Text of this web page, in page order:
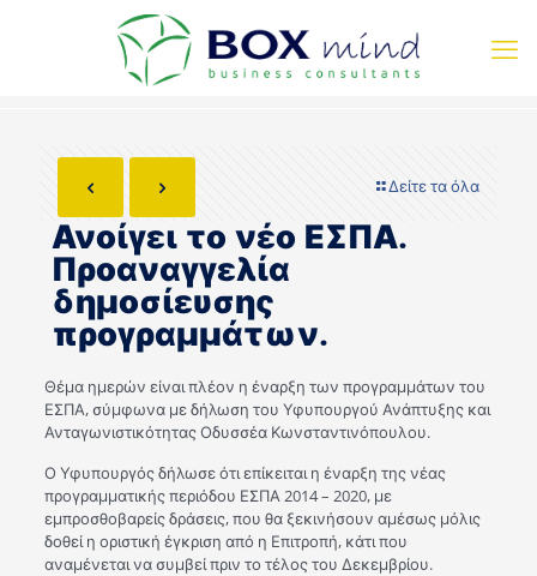
Δείτε τα όλα
Ανοίγει το νέο ΕΣΠΑ.
Προαναγγελία
δημοσίευσης
προγραμμάτων.
Θέμα ημερών είναι πλέον η έναρξη των προγραμμάτων του
ΕΣΠΑ, σύμφωνα με δήλωση του Υφυπουργού Ανάπτυξης και
Ανταγωνιστικότητας Οδυσσέα Κωνσταντινόπουλου.
Ο Υφυπουργός δήλωσε ότι επίκειται η έναρξη της νέας
προγραμματικής περιόδου ΕΣΠΑ 2014 – 2020, με
εμπροσθοβαρείς δράσεις, που θα ξεκινήσουν αμέσως μόλις
δοθεί η οριστική έγκριση από η Επιτροπή, κάτι που
αναμένεται να συμβεί πριν το τέλος του Δεκεμβρίου.